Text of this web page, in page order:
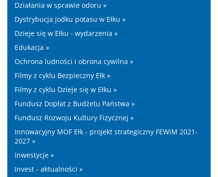
Działania w sprawie odoru »
Dystrybucja jodku potasu w Ełku »
Dzieje się w Ełku - wydarzenia »
Edukacja »
Ochrona ludności i obrona cywilna »
Filmy z cyklu Bezpieczny Ełk »
Filmy z cyklu Dzieje się w Ełku »
Fundusz Dopłat z Budżetu Państwa »
Fundusz Rozwoju Kultury Fizycznej »
Innowacyjny MOF Ełk - projekt strategiczny FEWiM 2021-
2027 »
Inwestycje »
Invest - aktualności »